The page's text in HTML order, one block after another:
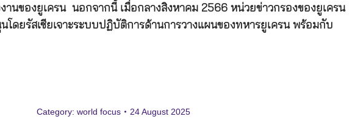
านของยูเครน นอกจากนี้ เมื่อกลางสิงหาคม 2566 หน่วยข่าวกรองของยูเครน
โดยรัสเซียเจาะระบบปฏิบัติการด้านการวางแผนของทหารยูเครน พร้อมกับ
Category: world focus 24 August 2025